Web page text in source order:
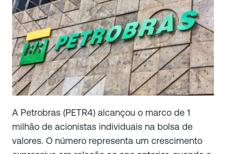
A Petrobras (PETR4) alcançou o marco de 1
milhão de acionistas individuais na bolsa de
valores. O número representa um crescimento